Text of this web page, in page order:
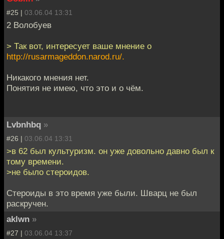
#25 | 03.06.04 13:31
2 Волобуев
> Так вот, интересует ваше мнение о
http://rusarmageddon.narod.ru/.
Никакого мнения нет.
Понятия не имею, что это и о чём.
Lvbnhbq »
#26 | 03.06.04 13:31
>в 62 был культуризм. он уже довольно давно был к
тому времени.
>не было стероидов.
Стероиды в это время уже были. Шварц не был
раскручен.
aklwn »
#27 | 03.06.04 13:37